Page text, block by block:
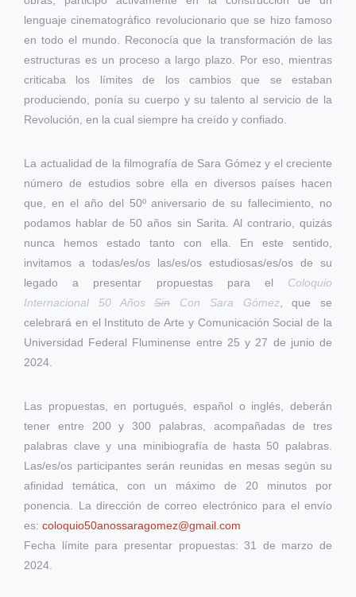
lenguaje cinematográfico revolucionario que se hizo famoso
en todo el mundo. Reconocía que la transformación de las
estructuras es un proceso a largo plazo. Por eso, mientras
criticaba los límites de los cambios que se estaban
produciendo, ponía su cuerpo y su talento al servicio de la
Revolución, en la cual siempre ha creído y confiado.
La actualidad de la filmografía de Sara Gómez y el creciente
número de estudios sobre ella en diversos países hacen
que, en el año del 50º aniversario de su fallecimiento, no
podamos hablar de 50 años sin Sarita. Al contrario, quizás
nunca hemos estado tanto con ella. En este sentido,
invitamos a todas/es/os las/es/os estudiosas/es/os de su
legado a presentar propuestas para el Coloquio
Internacional 50 AñosSin Con Sara Gómez, que se
celebrará en el Instituto de Arte y Comunicación Social de la
Universidad Federal Fluminense entre 25 y 27 de junio de
2024.
Las propuestas, en portugués, español o inglés, deberán
tener entre 200 y 300 palabras, acompañadas de tres
palabras clave y una minibiografía de hasta 50 palabras.
Las/es/os participantes serán reunidas en mesas según su
afinidad temática, con un máximo de 20 minutos por
ponencia. La dirección de correo electrónico para el envío
es: coloquio50anossaragomez@gmail.com
Fecha límite para presentar propuestas: 31 de marzo de
2024.